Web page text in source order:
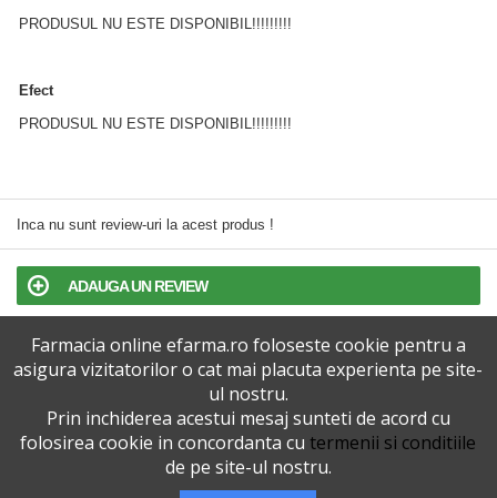
PRODUSUL NU ESTE DISPONIBIL!!!!!!!!!
Efect
PRODUSUL NU ESTE DISPONIBIL!!!!!!!!!
Inca nu sunt review-uri la acest produs !
ADAUGA UN REVIEW
TERMENI SI CONDITII
POLITICA DE CONFIDENTIALITATE
VERSIUNEA DESKTOP
Farmacia online efarma.ro foloseste cookie pentru a
asigura vizitatorilor o cat mai placuta experienta pe site-
ul nostru.
Prin inchiderea acestui mesaj sunteti de acord cu
folosirea cookie in concordanta cu termenii si conditiile
de pe site-ul nostru.